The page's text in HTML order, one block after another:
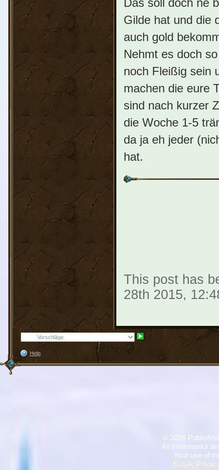
Das soll doch ne
Gilde hat und die
auch gold
Nehmt es doch
noch Fleißig sein
machen die eure
sind nach kurzer
die Woche 1-5
da ja eh jeder
hat.
This post has
28th 2015,
Help
© 2026
All trademarks
Your use of
EULA,